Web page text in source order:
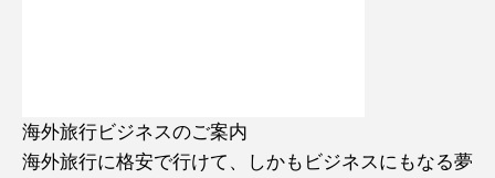
海外旅行ビジネスのご案内
海外旅行に格安で行けて、しかもビジネスにもなる夢